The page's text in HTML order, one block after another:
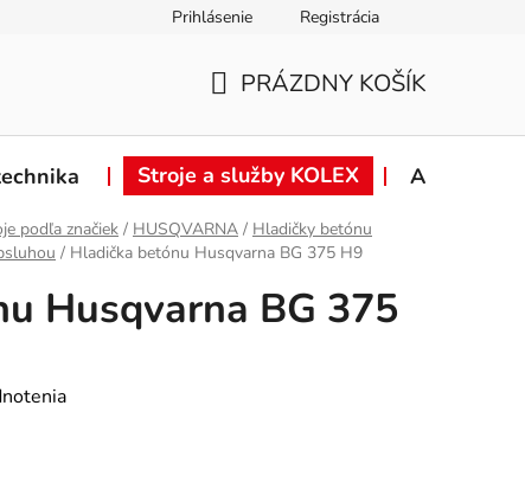
Záručné podmienky Podmienky ochrany
Prihlásenie Registrácia
KOŠÍK
PRÁZDNY KOŠÍK
Stroje a služby KOLEX Akcie
podľa značiek / HUSQVARNA / Hladičky betónu
/ Hladička betónu Husqvarna BG 375 H9
Husqvarna BG 375